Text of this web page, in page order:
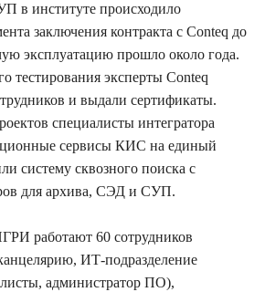
в институте происходило
заключения контракта с Conteq до
эксплуатацию прошло около года.
тестирования эксперты Conteq
и выдали сертификаты.
специалисты интегратора
сервисы КИС на единый
систему сквозного поиска с
для архива, СЭД и СУП.
работают 60 сотрудников
ИТ-подразделение
администратор ПО),